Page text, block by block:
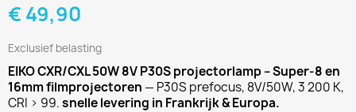
€ 49,90
Exclusief belasting
EIKO CXR/CXL 50W 8V P30S projectorlamp – Super-8 en
16mm filmprojectoren — P30S prefocus, 8V/50W, 3 200 K,
CRI > 99.snelle levering in Frankrijk & Europa.